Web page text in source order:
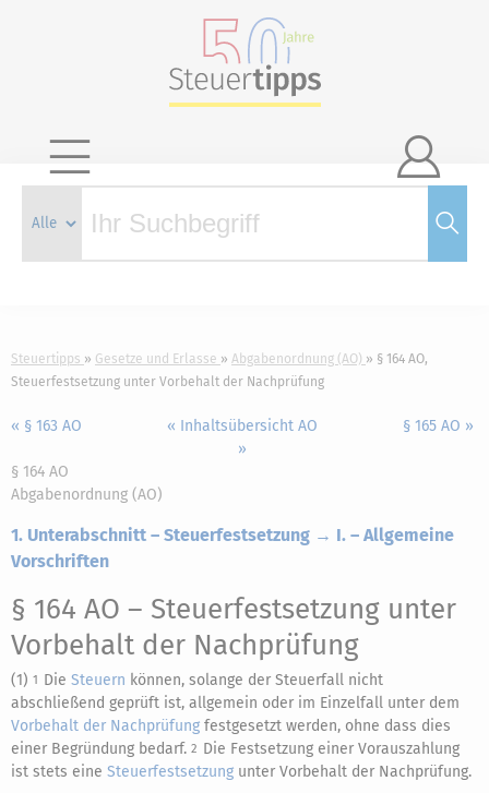

Steuertipps Gesetze und Erlasse Abgabenordnung (AO)
§ 164 AO,
Steuerfestsetzung unter Vorbehalt der Nachprüfung
« § 163 AO
« Inhaltsübersicht AO
»
§ 165 AO »
§ 164 AO
Abgabenordnung (AO)
1. Unterabschnitt – Steuerfestsetzung → I. – Allgemeine
Vorschriften
§ 164 AO – Steuerfestsetzung unter
Vorbehalt der Nachprüfung
(1) 1 Die Steuern können, solange der Steuerfall nicht
abschließend geprüft ist, allgemein oder im Einzelfall unter dem
Vorbehalt der Nachprüfung festgesetzt werden, ohne dass dies
einer Begründung bedarf. 2 Die Festsetzung einer Vorauszahlung
ist stets eine Steuerfestsetzung unter Vorbehalt der Nachprüfung.